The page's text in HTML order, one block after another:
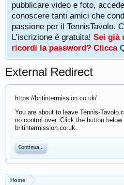
pubblicare video e foto,
conoscere tanti amici che
passione per il TennisTavolo.
L'iscrizione è gratuita! Sei già
ricordi la password? Clicca
External Redirect
https://britintermission.co.uk/
You are about to leave Tennis-
no control over. Click the button
britintermission.co.uk.
Continua...
Home